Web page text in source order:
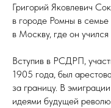
Григорий Яковлевич
в городе Ромны в
в Москву, где он
Вступив в РСДРП,
1905 года, был
за границу. В
идеями будущей